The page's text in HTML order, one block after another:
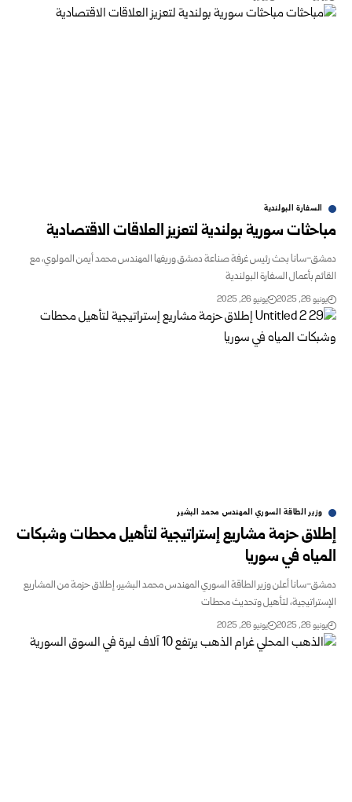
السفارة البولندية
سورية بولندية لتعزيز العلاقات الاقتصادية
سانا بحث رئيس غرفة صناعة دمشق وريفها المهندس محمد أيمن المولوي، مع
بأعمال السفارة البولندية
يونيو 26, 2025
وزير الطاقة السوري المهندس محمد البشير
حزمة مشاريع إستراتيجية لتأهيل محطات وشبكات
في سوريا
سانا أعلن وزير الطاقة السوري المهندس محمد البشير، إطلاق حزمة من المشاريع
لتأهيل وتحديث محطات
يونيو 26, 2025